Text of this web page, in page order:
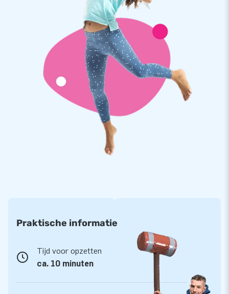
thema's. Thema Jungle Dino bevat Softplay attributen met
gave dino's en jungle details.
Unieke Jungle Softplay speelsets bestel je bij JB
We staan bekend om ons ruime assortiment springkastelen
en allerlei andere inflatables en objecten. Met het door ons
ontwikkelde Softplay assortiment biedt je een veilige
speelomgeving en kunnen kinderen hun fantasie en energie
hierop los laten. Je ziet Softplay bijvoorbeeld terug in
kinderdagverblijven, restaurants, musea en binnenspeeltuinen.
Voor welke Softplay variant kies jij?
Praktische informatie
Tijd voor opzetten
ca. 10 minuten